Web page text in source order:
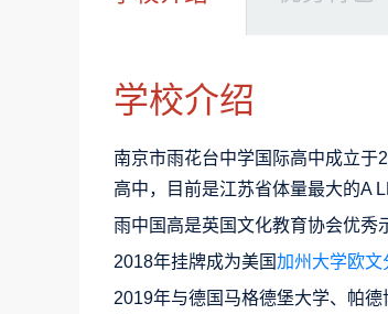
学校介绍
南京市雨花台中学国际高中成立
高中，目前是江苏省体量最大的A
雨中国高是英国文化教育协会优秀
2018年挂牌成为美国加州大学欧文
2019年与德国马格德堡大学、帕